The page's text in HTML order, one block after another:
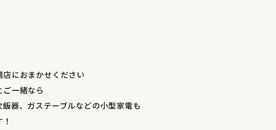
におまかせください
一緒なら
器、ガステーブルなどの小型家電も